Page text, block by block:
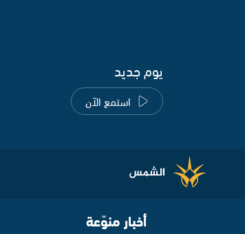
يوم جديد
استمع الآن
أخبار منوّعة